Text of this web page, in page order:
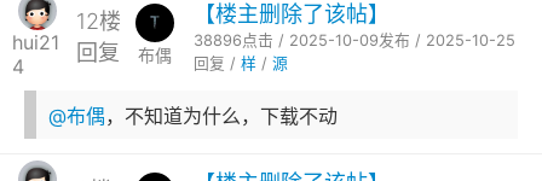
hui21
4
12楼
回复
布偶
【楼主删除了该帖】
38896点击 / 2025-10-09发布 / 2025-10-25
回复 / 样/ 源
@布偶，不知道为什么，下载不动